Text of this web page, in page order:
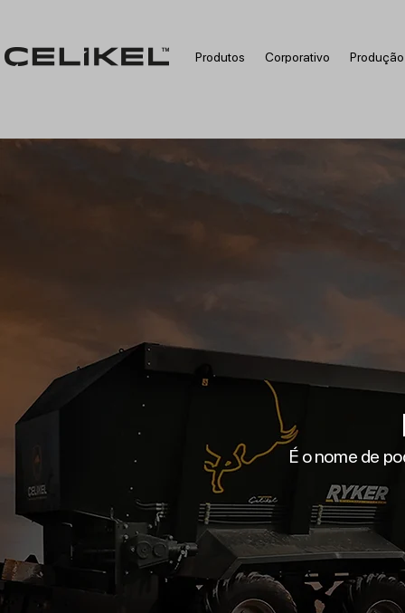
Produtos Corporativo Produção
É o nome de